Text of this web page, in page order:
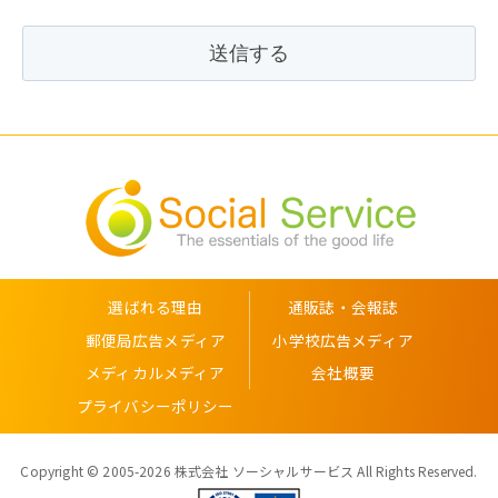
選ばれる理由
通販誌・会報誌
郵便局広告メディア
小学校広告メディア
メディカルメディア
会社概要
プライバシーポリシー
Copyright © 2005-2026 株式会社 ソーシャルサービス All Rights Reserved.